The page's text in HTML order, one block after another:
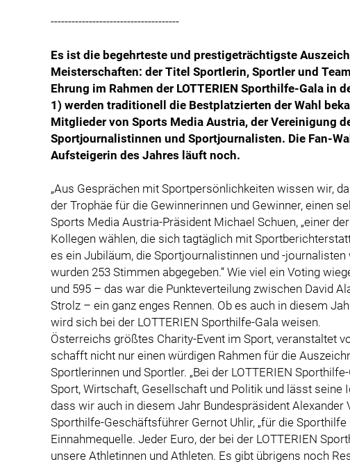
-------------------------------------
Es ist die begehrteste und prestigeträchtigste
Meisterschaften: der Titel Sportlerin, Sportler und
Ehrung im Rahmen der LOTTERIEN Sporthilfe-Gala in
1) werden traditionell die Bestplatzierten der Wahl
Mitglieder von Sports Media Austria, der Vereinigung
Sportjournalistinnen und Sportjournalisten. Die Fan-
Aufsteigerin des Jahres läuft noch.
„Aus Gesprächen mit Sportpersönlichkeiten wissen wir,
der Trophäe für die Gewinnerinnen und Gewinner, einen
Sports Media Austria-Präsident Michael Schuen, „einer
Kollegen wählen, die sich tagtäglich mit
es ein Jubiläum, die Sportjournalistinnen und -
wurden 253 Stimmen abgegeben.“ Wie viel ein Voting
und 595 – das war die Punkteverteilung zwischen David
Strolz – ein ganz enges Rennen. Ob es auch in diesem
wird sich bei der LOTTERIEN Sporthilfe-Gala weisen.
Österreichs größtes Charity-Event im Sport, veranstaltet
schafft nicht nur einen würdigen Rahmen für die
Sportlerinnen und Sportler. „Bei der LOTTERIEN
Sport, Wirtschaft, Gesellschaft und Politik und lässt seine
dass wir auch in diesem Jahr Bundespräsident Alexander
Sporthilfe-Geschäftsführer Gernot Uhlir, „für die
Einnahmequelle. Jeder Euro, der bei der LOTTERIEN
unsere Athletinnen und Athleten. Es gibt übrigens noch